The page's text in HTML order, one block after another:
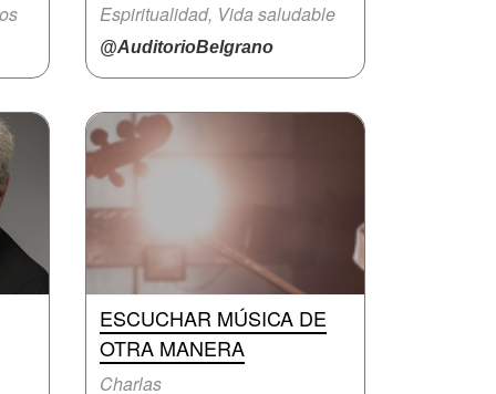
Espiritualidad, Vida saludable
@AuditorioBelgrano
ESCUCHAR MÚSICA DE
OTRA MANERA
Charlas